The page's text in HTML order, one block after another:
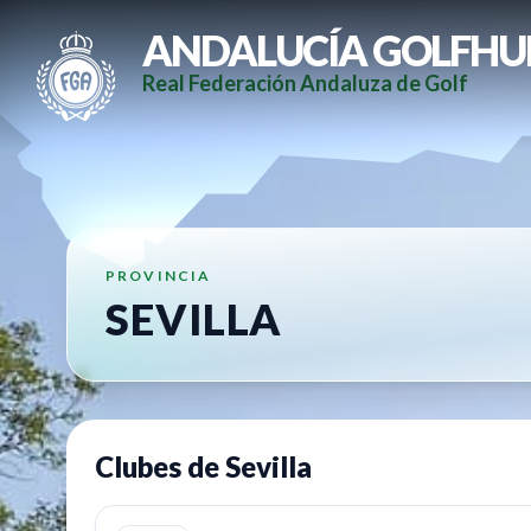
ANDALUCÍA
Real Federación Andaluza de Golf
PROVINCIA
SEVILLA
Clubes deSevilla